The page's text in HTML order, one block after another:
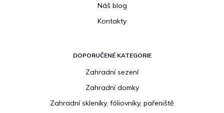
Náš blog
Kontakty
DOPORUČENÉ KATEGORIE
Zahradní sezení
Zahradní domky
Zahradní skleníky, fóliovníky, pařeniště